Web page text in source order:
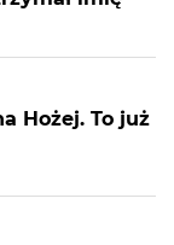
Hożej. To już